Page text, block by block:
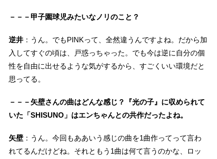
－－－甲子園球児みたいなノリのこと？
逆井 ：うん。でもPINKって、全然違うんですよね。だから加
入してすぐの頃は、戸惑っちゃった。でも今は逆に自分の個
性を自由に出せるような気がするから、すごくいい環境だと
思ってる。
－－－矢壁さんの曲はどんな感じ？『光の子』に収められて
いた「SHISUNO」はエンちゃんとの共作だったよね。
矢壁 ：うん。今回もああいう感じの曲を1曲作ってって言わ
れてるんだけどね。それともう1曲は何て言うのかな、ロッ